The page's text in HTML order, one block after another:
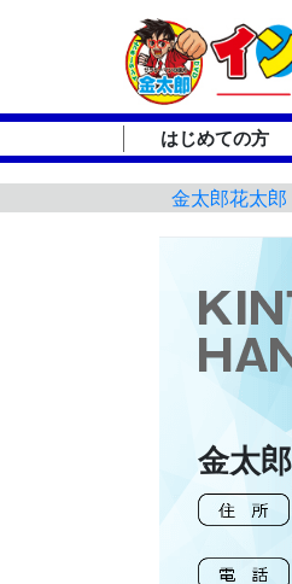
はじめての方
金太郎花太
金太